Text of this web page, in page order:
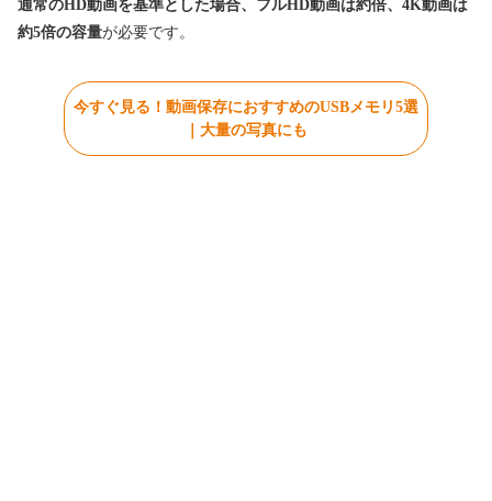
通常のHD動画を基準とした場合、フルHD動画は約倍、4K動画は
約5倍の容量が必要です。
今すぐ見る！動画保存におすすめのUSBメモリ5選
｜大量の写真にも